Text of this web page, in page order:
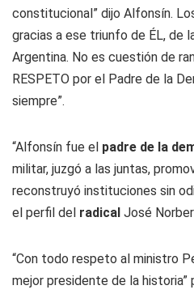
constitucional” dijo Alfonsín.
gracias a ese triunfo de ÉL, de
Argentina. No es cuestión de
RESPETO por el Padre de la
siempre”.
“Alfonsín fue el padre de la
militar, juzgó a las juntas,
reconstruyó instituciones sin
el perfil del radical José
“Con todo respeto al ministro
mejor presidente de la historia”